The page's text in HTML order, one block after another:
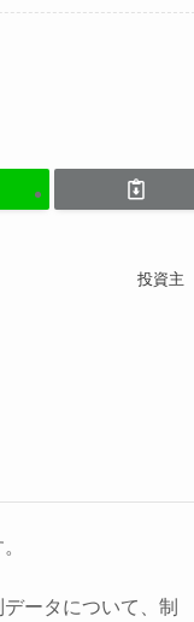
投資主
ータについて、制